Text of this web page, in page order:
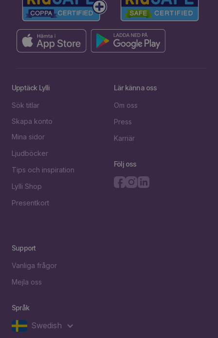
Upptäck Lylli
Sök titlar
Skapa konto
Mina sidor
Ljudböcker
Tips och inspiration
Lylli Shop
Presentkort
Lär känna oss
Om oss
Press
Karriär
Följ oss
Support
Vanliga frågor
Mejla oss
Språk
Swedish